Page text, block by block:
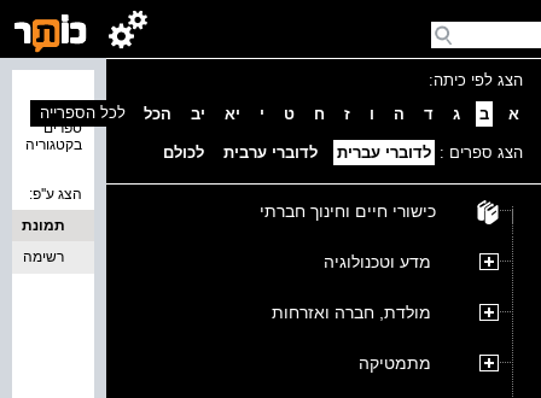
הצג לפי כיתה:
א
ב ג ד ה ו ז ח ט י יא יב הכל
הצג ספרים : לדוברי עברית לדוברי ערבית לכולם
כישורי חיים וחינוך חברתי
מדע וטכנולוגיה
מולדת, חברה ואזרחות
מתמטיקה
ספרים
בקטגוריה
לכל הספרייה
הצג ע''פ:
תמונת
כריכה
רשימה